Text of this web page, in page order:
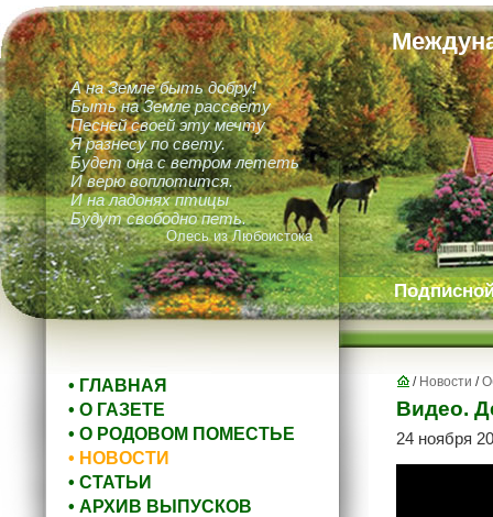
А на Земле быть добру!
Быть на Земле рассвету
Песней своей эту мечту
Я разнесу по свету.
Будет она с ветром лететь
И верю воплотится.
И на ладонях птицы
Будут свободно петь.
Олесь из Любоистока
• ГЛАВНАЯ
• О ГАЗЕТЕ
• О РОДОВОМ ПОМЕСТЬЕ
• НОВОСТИ
• СТАТЬИ
• АРХИВ ВЫПУСКОВ
/ Новости /
Видео.
24 ноября